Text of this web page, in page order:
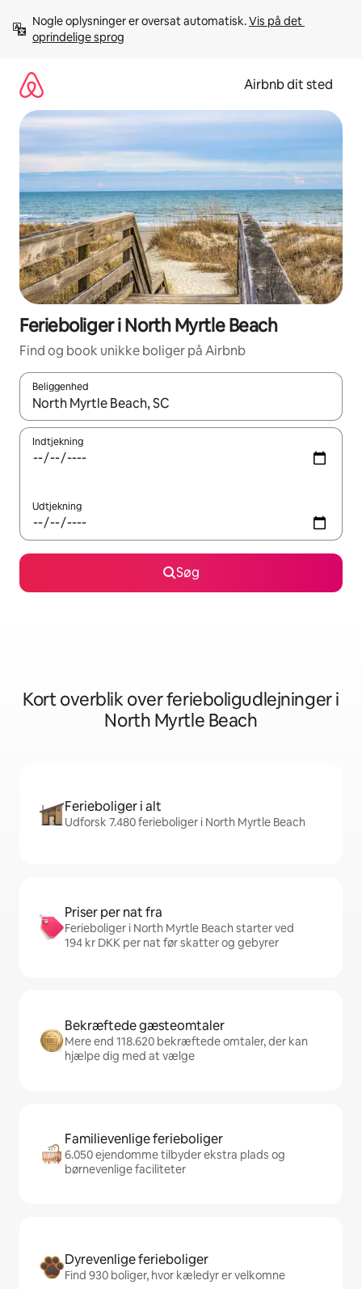
videre
Nogle oplysninger er oversat automatisk. Vis på det
oprindelige sprog
Airbnb dit sted
Ferieboliger i North Myrtle Beach
Find og book unikke boliger på Airbnb
Beliggenhed
Når resultaterne er tilgængelige, skal du navigere med
Indtjekning
Udtjekning
Søg
Kort overblik over ferieboligudlejninger i
North Myrtle Beach
Ferieboliger i alt
Udforsk 7.480 ferieboliger i North Myrtle Beach
Priser per nat fra
Ferieboliger i North Myrtle Beach starter ved
194 kr DKK per nat før skatter og gebyrer
Bekræftede gæsteomtaler
Mere end 118.620 bekræftede omtaler, der kan
hjælpe dig med at vælge
Familievenlige ferieboliger
6.050 ejendomme tilbyder ekstra plads og
børnevenlige faciliteter
Dyrevenlige ferieboliger
Find 930 boliger, hvor kæledyr er velkomne